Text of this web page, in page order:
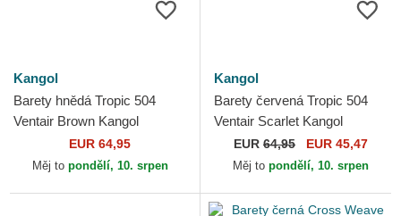
Kangol
Barety hnědá Tropic 504
Ventair Brown Kangol
EUR 64,95
Měj to pondělí, 10. srpen
Kangol
Barety červená Tropic 504
Ventair Scarlet Kangol
EUR 64,95 EUR 45,47
Měj to pondělí, 10. srpen